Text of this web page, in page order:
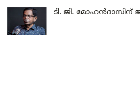
ടി. ജി. മോഹൻദാസിന്